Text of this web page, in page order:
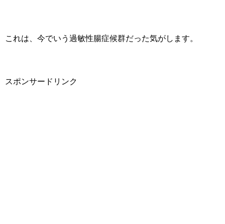
これは、今でいう過敏性腸症候群だった気がします。
スポンサードリンク